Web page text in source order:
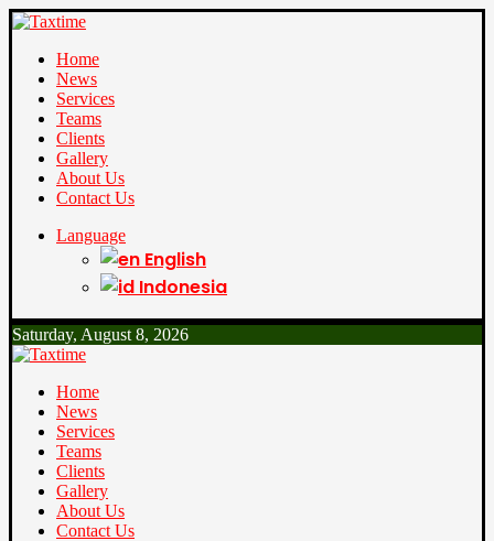
Home
News
Services
Teams
Clients
Gallery
About Us
Contact Us
Language
English
Indonesia
Saturday, August 8, 2026
Home
News
Services
Teams
Clients
Gallery
About Us
Contact Us